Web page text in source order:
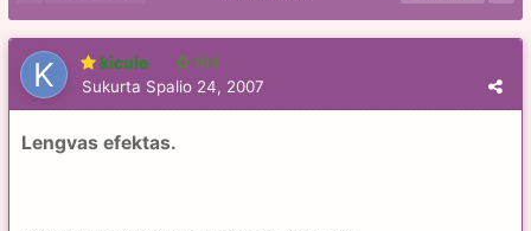
kicule 104
Sukurta Spalio 24, 2007
Lengvas efektas.